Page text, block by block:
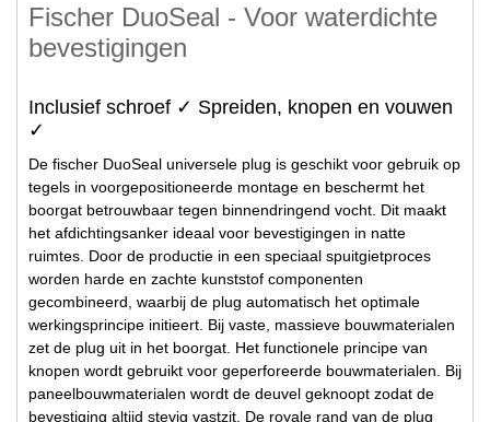
Fischer DuoSeal - Voor waterdichte
bevestigingen
Inclusief schroef ✓ Spreiden, knopen en vouwen
✓
De fischer DuoSeal universele plug is geschikt voor gebruik op
tegels in voorgepositioneerde montage en beschermt het
boorgat betrouwbaar tegen binnendringend vocht. Dit maakt
het afdichtingsanker ideaal voor bevestigingen in natte
ruimtes. Door de productie in een speciaal spuitgietproces
worden harde en zachte kunststof componenten
gecombineerd, waarbij de plug automatisch het optimale
werkingsprincipe initieert. Bij vaste, massieve bouwmaterialen
zet de plug uit in het boorgat. Het functionele principe van
knopen wordt gebruikt voor geperforeerde bouwmaterialen. Bij
paneelbouwmaterialen wordt de deuvel geknoopt zodat de
bevestiging altijd stevig vastzit. De royale rand van de plug